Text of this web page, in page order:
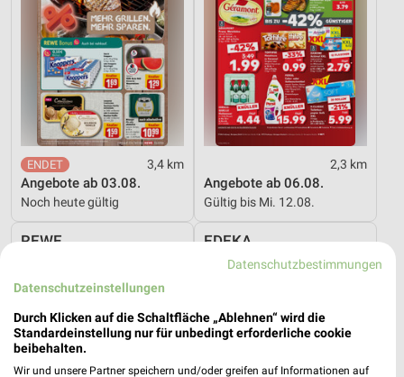
3,4 km
Angebote ab 03.08.
Noch heute gültig
2,3 km
Angebote ab 06.08.
Gültig bis Mi. 12.08.
REWE EDEKA
Datenschutzbestimmungen
Datenschutzeinstellungen
Durch Klicken auf die Schaltfläche „Ablehnen“ wird die
Standardeinstellung nur für unbedingt erforderliche cookie
beibehalten.
Wir und unsere Partner speichern und/oder greifen auf Informationen auf